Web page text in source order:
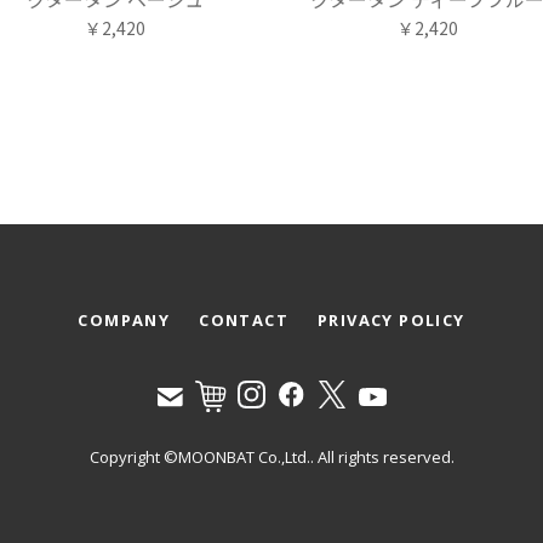
￥2,420 ￥2,420
COMPANY CONTACT PRIVACY POLICY
Copyright ©MOONBAT Co.,Ltd.. All rights reserved.